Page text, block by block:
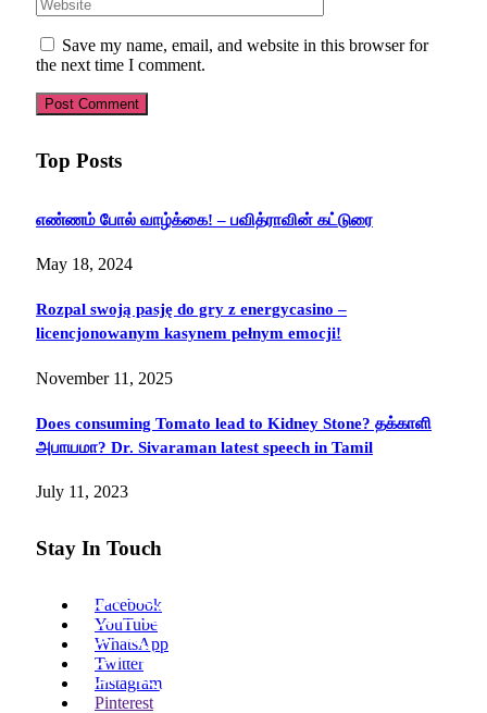
Save my name, email, and website in this browser for
the next time I comment.
Top Posts
எண்ணம் போல் வாழ்க்கை! – பவித்ராவின் கட்டுரை
May 18, 2024
Rozpal swoją pasję do gry z energycasino –
licencjonowanym kasynem pełnym emocji!
November 11, 2025
Does consuming Tomato lead to Kidney Stone? தக்காளி
அபாயமா? Dr. Sivaraman latest speech in Tamil
July 11, 2023
Stay In Touch
Facebook
YouTube
WhatsApp
Twitter
Instagram
Pinterest